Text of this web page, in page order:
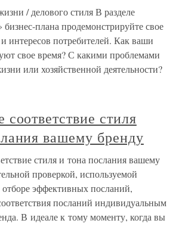
/ делового стиля В разделе
плана продемонстрируйте свое
интересов потребителей. Как ваши
свое время? С какими проблемами
или хозяйственной деятельности?
соответствие стиля
вашему бренду
стиля и тона послания вашему
проверкой, используемой
отборе эффективных посланий,
посланий индивидуальным
В идеале к тому моменту, когда вы